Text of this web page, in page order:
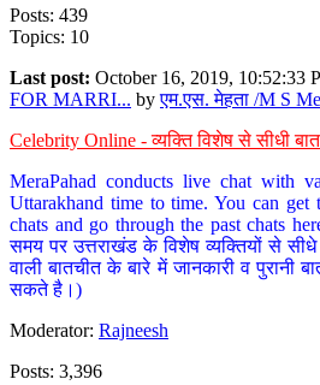
Posts: 439
Topics: 10
Last post: October 16, 2019, 10:52:33
FOR MARRI... byएम.एस. मेहता /M S
Celebrity Online - व्यक्ति विशेष से सीधी
MeraPahad conducts live chat with
Uttarakhand time to time. You can get
chats and go through the past chats
समय पर उत्तराखंड के विशेष व्यक्तियों से
वाली बातचीत के बारे में जानकारी व पुरानी
सकते है।)
Moderator: Rajneesh
Posts: 3,396